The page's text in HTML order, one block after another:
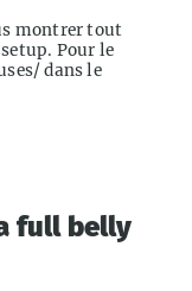
montrer tout
Pour le
dans le
full belly